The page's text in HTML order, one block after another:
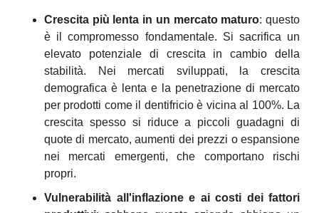
Crescita più lenta in un mercato maturo: questo
è il compromesso fondamentale. Si sacrifica un
elevato potenziale di crescita in cambio della
stabilità. Nei mercati sviluppati, la crescita
demografica è lenta e la penetrazione di mercato
per prodotti come il dentifricio è vicina al 100%. La
crescita spesso si riduce a piccoli guadagni di
quote di mercato, aumenti dei prezzi o espansione
nei mercati emergenti, che comportano rischi
propri.
Vulnerabilità all'inflazione e ai costi dei fattori